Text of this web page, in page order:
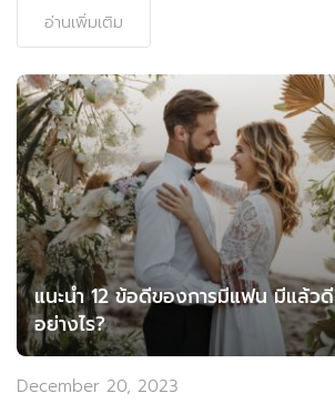
อ่านเพิ่มเติม
แนะนำ 12 ข้อดีของการมีแฟน มีแล้วดี
อย่างไร?
December 20, 2023